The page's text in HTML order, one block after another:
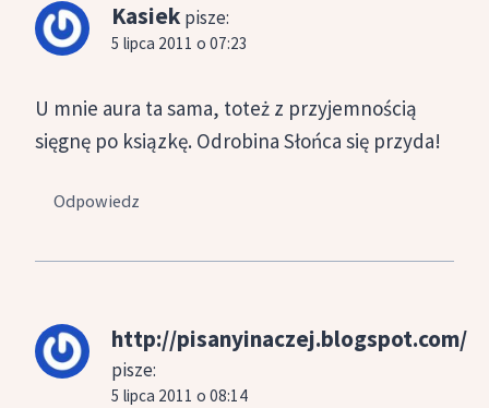
Kasiek pisze:
5 lipca 2011 o 07:23
U mnie aura ta sama, toteż z przyjemnością
sięgnę po ksiązkę. Odrobina Słońca się przyda!
Odpowiedz
http://pisanyinaczej.blogspot.com/
pisze:
5 lipca 2011 o 08:14